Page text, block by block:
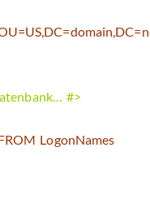
#>
LogonNames